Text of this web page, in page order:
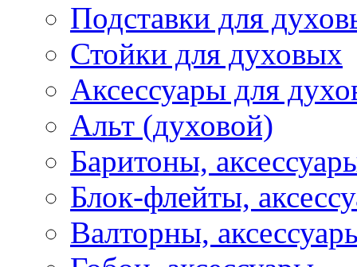
Подставки для
Стойки для духовых
Аксессуары для
Альт (духовой)
Баритоны,
Блок-флейты,
Валторны,